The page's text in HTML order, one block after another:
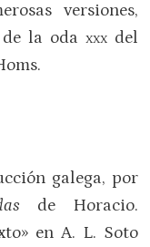
versiones,
la oda xxx del
galega, por
de Horacio.
en A. L. Soto